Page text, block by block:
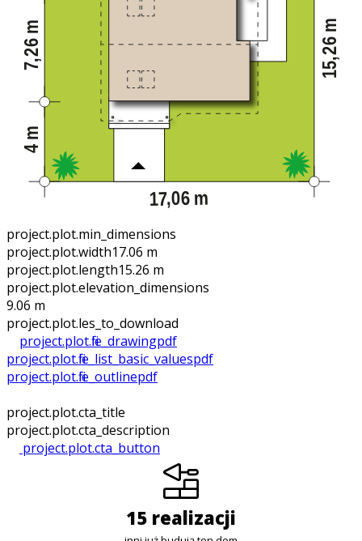
project.plot.min_dimensions
project.plot.width17.06 m
project.plot.length15.26 m
project.plot.elevation_dimensions
9.06 m
project.plot.files_to_download
project.plot.file_drawingpdf
project.plot.file_list_basic_valuespdf
project.plot.file_outlinepdf
project.plot.cta_title
project.plot.cta_description
project.plot.cta_button
15 realizacji